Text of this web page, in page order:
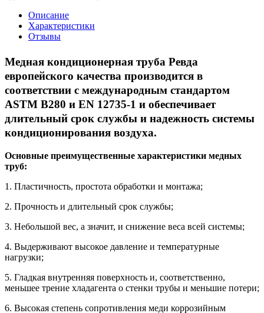
Описание
Характеристики
Отзывы
Медная кондиционерная труба Ревда
европейского качества производится в
соответствии с международным стандартом
ASTM B280 и EN 12735-1 и обеспечивает
длительный срок службы и надежность системы
кондиционирования воздуха.
Основные преимущественные характеристики медных
труб:
1. Пластичность, простота обработки и монтажа;
2. Прочность и длительный срок службы;
3. Небольшой вес, а значит, и снижение веса всей системы;
4. Выдерживают высокое давление и температурные
нагрузки;
5. Гладкая внутренняя поверхность и, соответственно,
меньшее трение хладагента о стенки трубы и меньшие потери;
6. Высокая степень сопротивления меди коррозийным